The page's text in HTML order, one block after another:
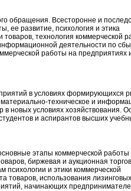
обращения. Всесторонне и
ее развитие, психология и этика
технология коммерческой
деятельности по
работы на предприятиях
в условиях формирующихся
техническое и
в новых условиях хозяйствования.
и аспирантов высших
этапы коммерческой работы
биржевая и аукционная
и этики коммерческой
товаров, использования
начинающих